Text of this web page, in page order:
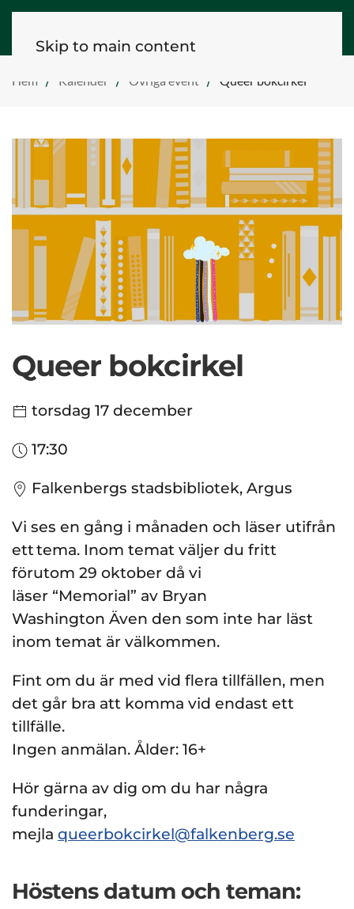
Skip to main content
Hem Kalender Övriga event Queer bokcirkel
Queer bokcirkel
torsdag 17 december
17:30
Falkenbergs stadsbibliotek, Argus
Vi ses en gång i månaden och läser utifrån
ett tema. Inom temat väljer du fritt
förutom 29 oktober då vi
läser “Memorial” av Bryan
Washington Även den som inte har läst
inom temat är välkommen.
Fint om du är med vid flera tillfällen, men
det går bra att komma vid endast ett
tillfälle.
Ingen anmälan. Ålder: 16+
Hör gärna av dig om du har några
funderingar,
mejla queerbokcirkel@falkenberg.se
Höstens datum och teman: